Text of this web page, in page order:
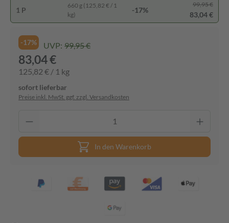
1 P
660 g (125,82 € / 1
kg)
-17%
99,95 €
83,04 €
-17% UVP: 99,95 €
83,04 €
125,82 € / 1 kg
sofort lieferbar
Preise inkl. MwSt. ggf. zzgl. Versandkosten
In den Warenkorb